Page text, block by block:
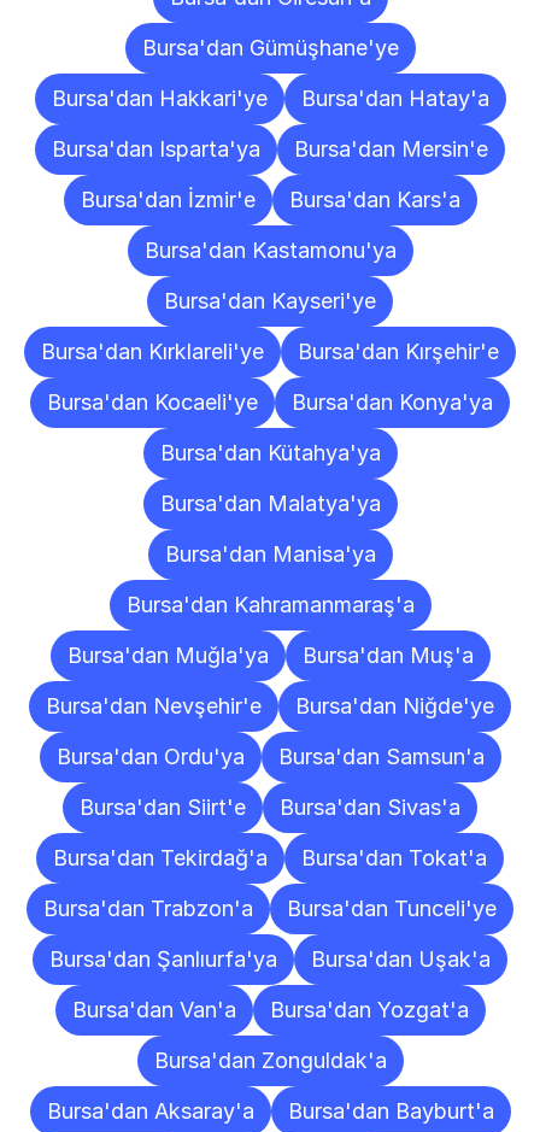
Bursa'dan Gümüşhane'ye
Bursa'dan Hakkari'ye
Bursa'dan Hatay'a
Bursa'dan Isparta'ya
Bursa'dan Mersin'e
Bursa'dan İzmir'e
Bursa'dan Kars'a
Bursa'dan Kastamonu'ya
Bursa'dan Kayseri'ye
Bursa'dan Kırklareli'ye
Bursa'dan Kırşehir'e
Bursa'dan Kocaeli'ye
Bursa'dan Konya'ya
Bursa'dan Kütahya'ya
Bursa'dan Malatya'ya
Bursa'dan Manisa'ya
Bursa'dan Kahramanmaraş'a
Bursa'dan Muğla'ya
Bursa'dan Muş'a
Bursa'dan Nevşehir'e
Bursa'dan Niğde'ye
Bursa'dan Ordu'ya
Bursa'dan Samsun'a
Bursa'dan Siirt'e
Bursa'dan Sivas'a
Bursa'dan Tekirdağ'a
Bursa'dan Tokat'a
Bursa'dan Trabzon'a
Bursa'dan Tunceli'ye
Bursa'dan Şanlıurfa'ya
Bursa'dan Uşak'a
Bursa'dan Van'a
Bursa'dan Yozgat'a
Bursa'dan Zonguldak'a
Bursa'dan Aksaray'a
Bursa'dan Bayburt'a